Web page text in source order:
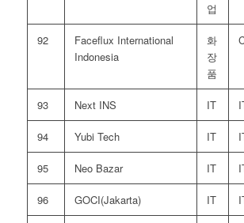
업
92
Faceflux International
Indonesia
화
장
품
93 Next INS IT
94 Yubi Tech IT
95 Neo Bazar IT
96 GOCI(Jakarta) IT